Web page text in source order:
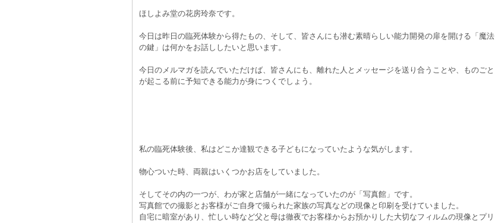
ほしよみ堂の花房玲奈です。
今日は昨日の臨死体験から得たもの、そして、皆さんにも潜む素晴らしい能力開発の扉を開ける「魔法
の鍵」は何かをお話ししたいと思います。
今日のメルマガを読んでいただけば、皆さんにも、離れた人とメッセージを送り合うことや、ものごと
が起こる前に予知できる能力が身につくでしょう。
私の臨死体験後、私はどこか達観できる子どもになっていたような気がします。
物心ついた時、両親はいくつかお店をしていました。
そしてその内の一つが、わが家と店舗が一緒になっていたのが「写真館」です。
写真館での撮影とお客様がご自身で撮られた家族の写真などの現像と印刷を受けていました。
自宅に暗室があり、忙しい時など父と母は徹夜でお客様からお預かりした大切なフィルムの現像とプリ